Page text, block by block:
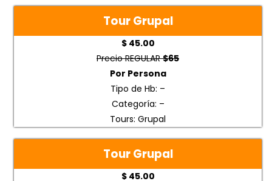
Tour Grupal
$ 45.00
Precio REGULAR$65
Por Persona
Tipo de Hb: –
Categoría: –
Tours: Grupal
Tour Grupal
$ 45.00